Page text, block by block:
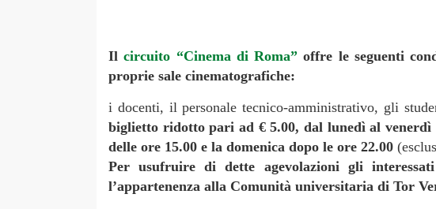
Ilcircuito “Cinema di Roma” offre le seguenti
proprie sale cinematografiche:
i docenti, il personale tecnico-amministrativo, gli
biglietto ridotto pari ad € 5.00, dal lunedì al
delle ore 15.00 e la domenica dopo le ore 22.00
Per usufruire di dette agevolazioni gli
l’appartenenza alla Comunità universitaria di Tor